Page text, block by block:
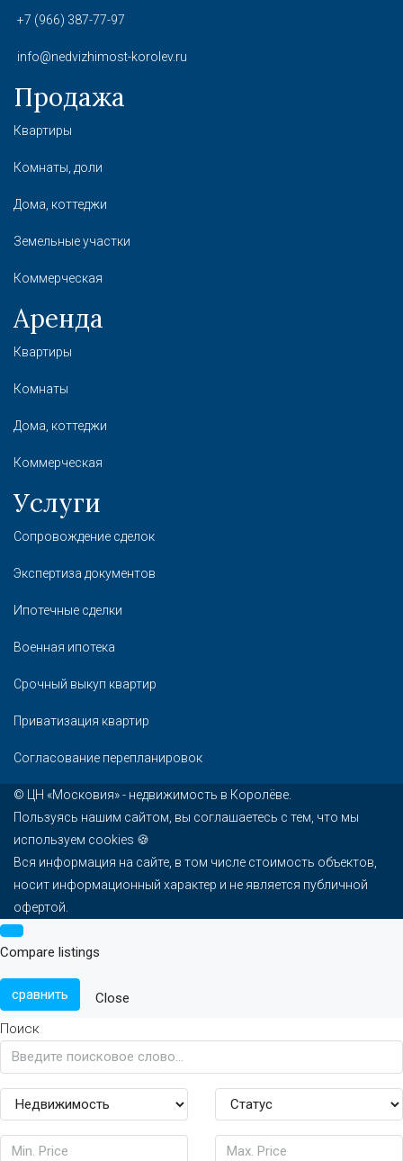
+7 (966) 387-77-97
info@nedvizhimost-korolev.ru
Продажа
Квартиры
Комнаты, доли
Дома, коттеджи
Земельные участки
Коммерческая
Аренда
Квартиры
Комнаты
Дома, коттеджи
Коммерческая
Услуги
Сопровождение сделок
Экспертиза документов
Ипотечные сделки
Военная ипотека
Срочный выкуп квартир
Приватизация квартир
Согласование перепланировок
© ЦН «Московия» - недвижимость в Королёве
Пользуясь нашим сайтом, вы соглашаетесь с тем, что мы
используем cookies 🍪
Вся информация на сайте, в том числе стоимость объектов,
носит информационный характер и не является публичной
офертой.
Compare listings
сравнить
Close
Поиск